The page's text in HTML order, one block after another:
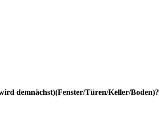
demnächst)(Fenster/Türen/Keller/Boden)?